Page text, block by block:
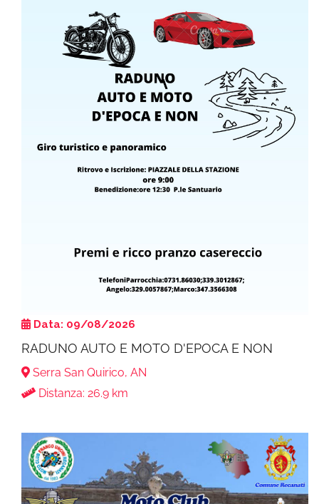
Data: 09/08/2026
RADUNO AUTO E MOTO D'EPOCA E NON
Serra San Quirico, AN
Distanza: 26.9 km